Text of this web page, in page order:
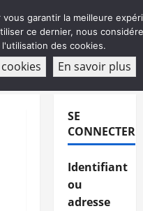
ABONNEMENT
SE
CONNECTER
Identifiant
ou
adresse
garantir la meilleure
ce dernier, nous
des cookies.
En savoir plus